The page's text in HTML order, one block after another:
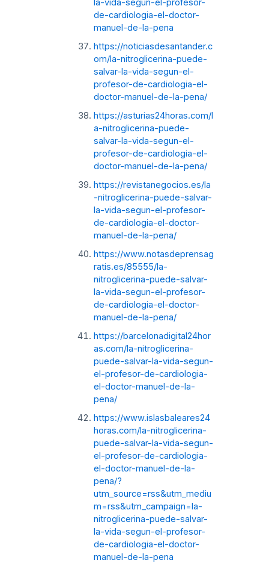
la-vida-segun-el-profesor-
de-cardiologia-el-doctor-
manuel-de-la-pena
https://noticiasdesantander.c
om/la-nitroglicerina-puede-
salvar-la-vida-segun-el-
profesor-de-cardiologia-el-
doctor-manuel-de-la-pena/
https://asturias24horas.com/l
a-nitroglicerina-puede-
salvar-la-vida-segun-el-
profesor-de-cardiologia-el-
doctor-manuel-de-la-pena/
https://revistanegocios.es/la
-nitroglicerina-puede-salvar-
la-vida-segun-el-profesor-
de-cardiologia-el-doctor-
manuel-de-la-pena/
https://www.notasdeprensag
ratis.es/85555/la-
nitroglicerina-puede-salvar-
la-vida-segun-el-profesor-
de-cardiologia-el-doctor-
manuel-de-la-pena/
https://barcelonadigital24hor
as.com/la-nitroglicerina-
puede-salvar-la-vida-segun-
el-profesor-de-cardiologia-
el-doctor-manuel-de-la-
pena/
https://www.islasbaleares24
horas.com/la-nitroglicerina-
puede-salvar-la-vida-segun-
el-profesor-de-cardiologia-
el-doctor-manuel-de-la-
pena/?
utm_source=rss&utm_mediu
m=rss&utm_campaign=la-
nitroglicerina-puede-salvar-
la-vida-segun-el-profesor-
de-cardiologia-el-doctor-
manuel-de-la-pena